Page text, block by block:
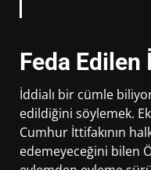
Feda
İddialı bir cümle
edildiğini söylemek.
Cumhur İttifakının
edemeyeceğini bilen